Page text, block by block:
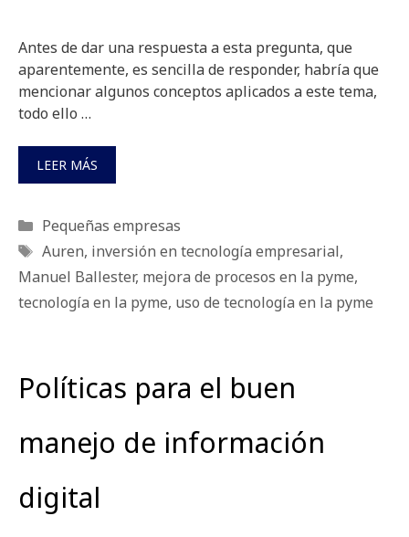
Antes de dar una respuesta a esta pregunta, que
aparentemente, es sencilla de responder, habría que
mencionar algunos conceptos aplicados a este tema,
todo ello …
LEER MÁS
Categorías
Pequeñas empresas
Etiquetas
Auren, inversión en tecnología empresarial,
Manuel Ballester, mejora de procesos en la pyme,
tecnología en la pyme, uso de tecnología en la pyme
Políticas para el buen
manejo de información
digital